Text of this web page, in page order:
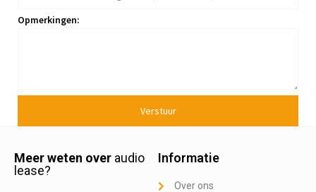
Opmerkingen:
Verstuur
Meer weten over audio
lease?
Informatie
Over ons